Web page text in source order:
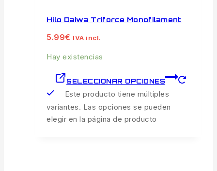
Hilo Daiwa Triforce Monofilament
5.99€ IVA incl.
Hay existencias
SELECCIONAR OPCIONES
Este producto tiene múltiples
variantes. Las opciones se pueden
elegir en la página de producto